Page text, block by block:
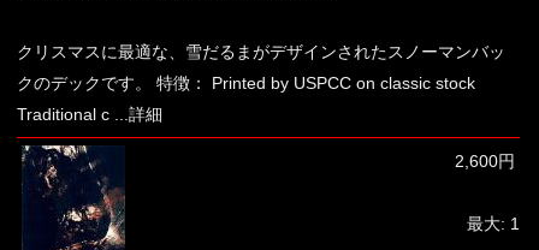
クリスマスに最適な、雪だるまがデザインされたスノーマンバッ
クのデックです。 特徴： Printed by USPCC on classic stock
Traditional c ...詳細
2,600円
最大: 1